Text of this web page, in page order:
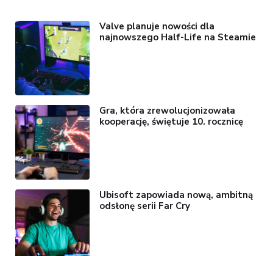
Valve planuje nowości dla
najnowszego Half-Life na Steamie
Gra, która zrewolucjonizowała
kooperację, świętuje 10. rocznicę
Ubisoft zapowiada nową, ambitną
odsłonę serii Far Cry